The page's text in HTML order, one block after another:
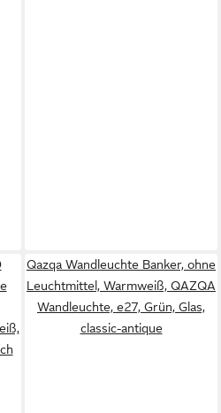
Qazqa Wandleuchte Banker, ohne
Leuchtmittel, Warmweiß, QAZQA
Wand­leuchte, e27, Grün, Glas,
classic-antique